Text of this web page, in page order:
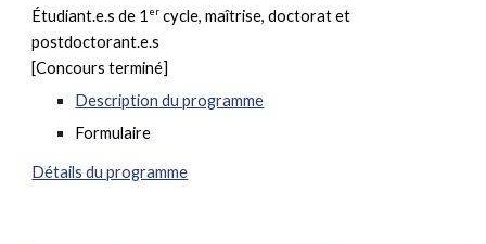
Étudiant.e.s de 1 er cycle, maîtrise, doctorat et
postdoctorant.e.s
[Concours terminé]
Description du programme
Formulaire
Détails du programme